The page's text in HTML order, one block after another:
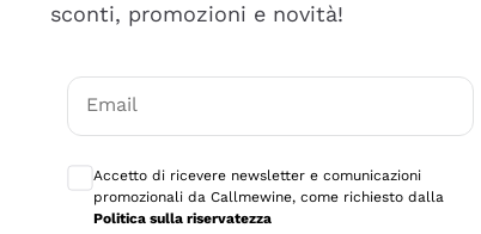
sconti, promozioni e novità!
Email
Accetto di ricevere newsletter e comunicazioni
promozionali da Callmewine, come richiesto dalla
Politica sulla riservatezza